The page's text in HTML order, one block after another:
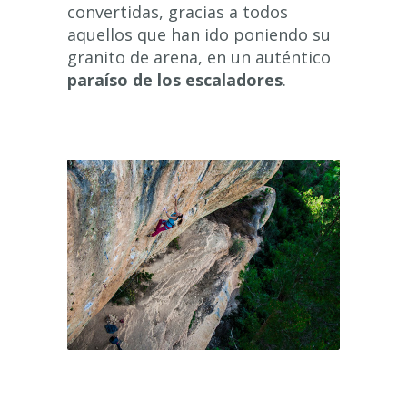
convertidas, gracias a todos
aquellos que han ido poniendo su
granito de arena, en un auténtico
paraíso de los escaladores.